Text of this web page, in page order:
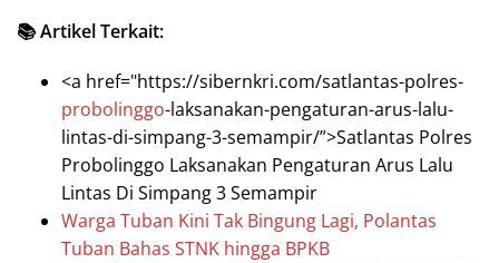
📚 Artikel Terkait:
<a href="https://sibernkri.com/satlantas-polres-
probolinggo-laksanakan-pengaturan-arus-lalu-
lintas-di-simpang-3-semampir/”>Satlantas Polres
Probolinggo Laksanakan Pengaturan Arus Lalu
Lintas Di Simpang 3 Semampir
Warga Tuban Kini Tak Bingung Lagi, Polantas
Tuban Bahas STNK hingga BPKB